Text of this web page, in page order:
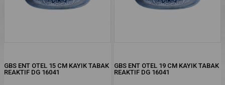
GBS ENT OTEL 15 CM KAYIK TABAK
REAKTIF DG 16041
GBS ENT OTEL 19 CM KAYIK TABAK
REAKTIF DG 16041